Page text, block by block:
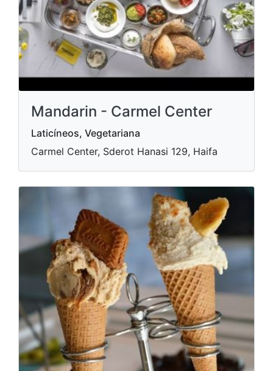
Mandarin - Carmel Center
Laticíneos, Vegetariana
Carmel Center, Sderot Hanasi 129, Haifa